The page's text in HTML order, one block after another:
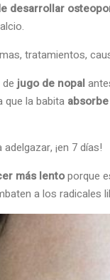
desarrollar
jugo de nopal
que la babita
más lentoporque
a los radicales